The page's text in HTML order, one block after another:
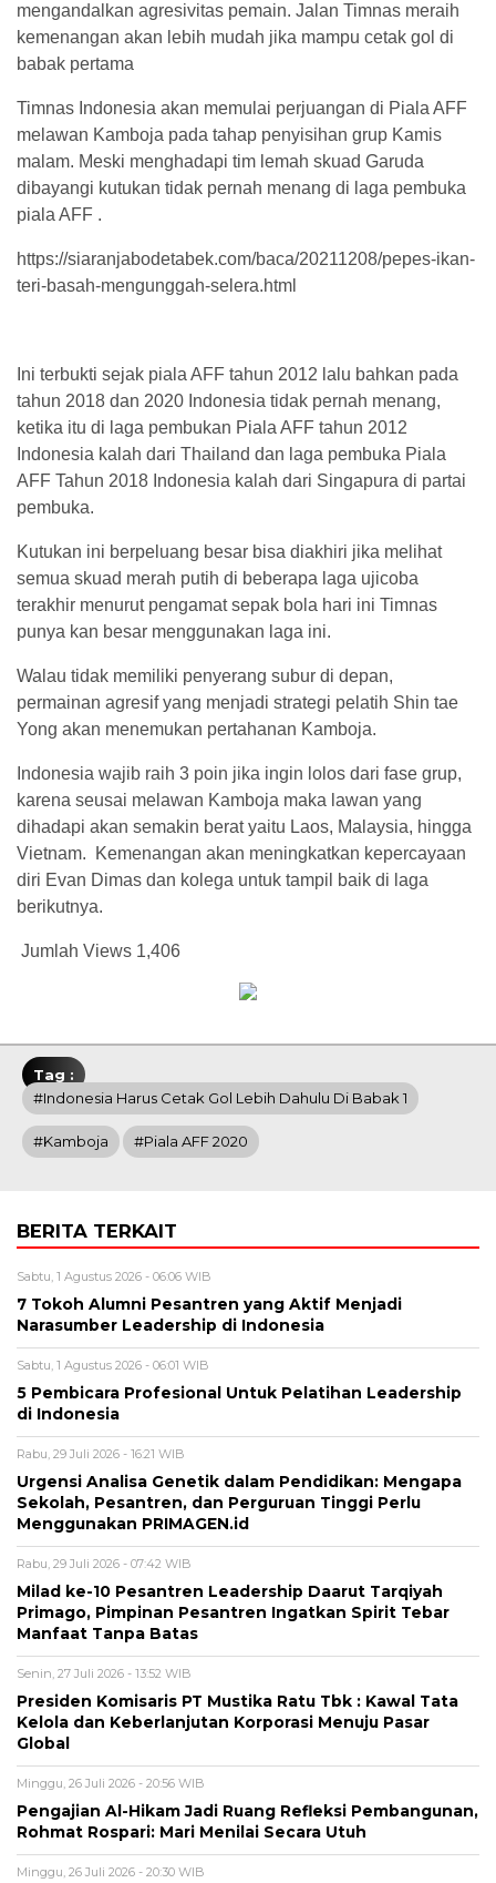
mengandalkan agresivitas pemain. Jalan Timnas meraih
kemenangan akan lebih mudah jika mampu cetak gol di
babak pertama
Timnas Indonesia akan memulai perjuangan di Piala AFF
melawan Kamboja pada tahap penyisihan grup Kamis
malam. Meski menghadapi tim lemah skuad Garuda
dibayangi kutukan tidak pernah menang di laga pembuka
piala AFF .
https://siaranjabodetabek.com/baca/20211208/pepes-ikan-
teri-basah-mengunggah-selera.html
Ini terbukti sejak piala AFF tahun 2012 lalu bahkan pada
tahun 2018 dan 2020 Indonesia tidak pernah menang,
ketika itu di laga pembukan Piala AFF tahun 2012
Indonesia kalah dari Thailand dan laga pembuka Piala
AFF Tahun 2018 Indonesia kalah dari Singapura di partai
pembuka.
Kutukan ini berpeluang besar bisa diakhiri jika melihat
semua skuad merah putih di beberapa laga ujicoba
terakhir menurut pengamat sepak bola hari ini Timnas
punya kan besar menggunakan laga ini.
Walau tidak memiliki penyerang subur di depan,
permainan agresif yang menjadi strategi pelatih Shin tae
Yong akan menemukan pertahanan Kamboja.
Indonesia wajib raih 3 poin jika ingin lolos dari fase grup,
karena seusai melawan Kamboja maka lawan yang
dihadapi akan semakin berat yaitu Laos, Malaysia, hingga
Vietnam. Kemenangan akan meningkatkan kepercayaan
diri Evan Dimas dan kolega untuk tampil baik di laga
berikutnya.
Jumlah Views 1,406
Tag :
#Indonesia Harus Cetak Gol Lebih Dahulu Di Babak 1
#Kamboja #Piala AFF 2020
BERITA TERKAIT
Sabtu, 1 Agustus 2026 - 06:06 WIB
7 Tokoh Alumni Pesantren yang Aktif Menjadi
Narasumber Leadership di Indonesia
Sabtu, 1 Agustus 2026 - 06:01 WIB
5 Pembicara Profesional Untuk Pelatihan Leadership
di Indonesia
Rabu, 29 Juli 2026 - 16:21 WIB
Urgensi Analisa Genetik dalam Pendidikan: Mengapa
Sekolah, Pesantren, dan Perguruan Tinggi Perlu
Menggunakan PRIMAGEN.id
Rabu, 29 Juli 2026 - 07:42 WIB
Milad ke-10 Pesantren Leadership Daarut Tarqiyah
Primago, Pimpinan Pesantren Ingatkan Spirit Tebar
Manfaat Tanpa Batas
Senin, 27 Juli 2026 - 13:52 WIB
Presiden Komisaris PT Mustika Ratu Tbk : Kawal Tata
Kelola dan Keberlanjutan Korporasi Menuju Pasar
Global
Minggu, 26 Juli 2026 - 20:56 WIB
Pengajian Al-Hikam Jadi Ruang Refleksi Pembangunan,
Rohmat Rospari: Mari Menilai Secara Utuh
Minggu, 26 Juli 2026 - 20:30 WIB